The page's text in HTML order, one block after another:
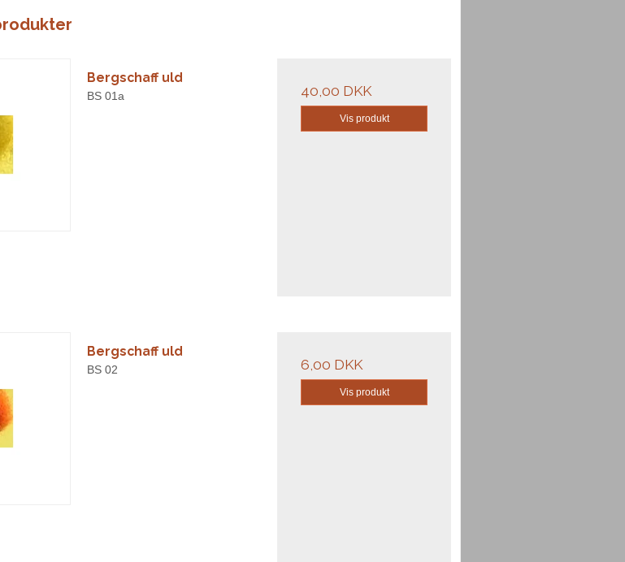
Bergschaff uld
BS 01a 40,00 DKK
Vis produkt
Bergschaff uld
BS 02 6,00 DKK
Vis produkt